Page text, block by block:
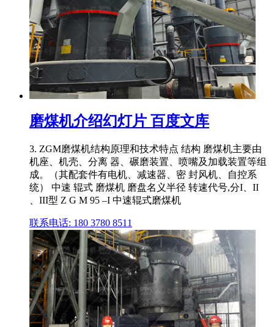
磨煤机介绍幻灯片 百度文库
3. ZGM磨煤机结构原理和技术特点 结构 磨煤机主要由
机座、机壳、分离 器、碾磨装置、喷嘴及加载装置等组
成。（其配套件有电机、减速器、密 封风机、自控系
统） 中速 辊式 磨煤机 磨盘名义半径 转速代号,分I、II
、III型 Z G M 95 –I 中速辊式磨煤机
联系电话: 180 3780 8511